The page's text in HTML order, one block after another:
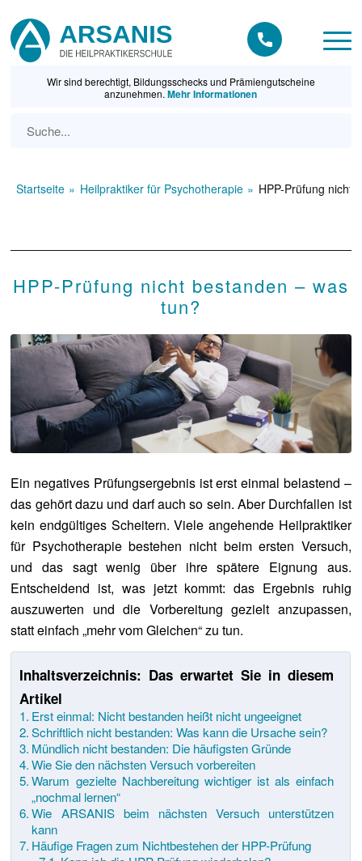
Wir sind berechtigt, Bildungsschecks und Prämiengutscheine
anzunehmen.Mehr Informationen
Startseite Heilpraktiker für Psychotherapie HPP-Prüfung nicht
HPP-Prüfung nicht bestanden – was
tun?
Ein negatives Prüfungsergebnis ist erst einmal belastend –
das gehört dazu und darf auch so sein. Aber Durchfallen ist
kein endgültiges Scheitern. Viele angehende Heilpraktiker
für Psychotherapie bestehen nicht beim ersten Versuch,
und das sagt wenig über ihre spätere Eignung aus.
Entscheidend ist, was jetzt kommt: das Ergebnis ruhig
auszuwerten und die Vorbereitung gezielt anzupassen,
statt einfach „mehr vom Gleichen“ zu tun.
Inhaltsverzeichnis: Das erwartet Sie in diesem
Artikel
Erst einmal: Nicht bestanden heißt nicht ungeeignet
Schriftlich nicht bestanden: Was kann die Ursache sein?
Mündlich nicht bestanden: Die häufigsten Gründe
Wie Sie den nächsten Versuch vorbereiten
Warum gezielte Nachbereitung wichtiger ist als einfach
„nochmal lernen“
Wie ARSANIS beim nächsten Versuch unterstützen
kann
Häufige Fragen zum Nichtbestehen der HPP-Prüfung